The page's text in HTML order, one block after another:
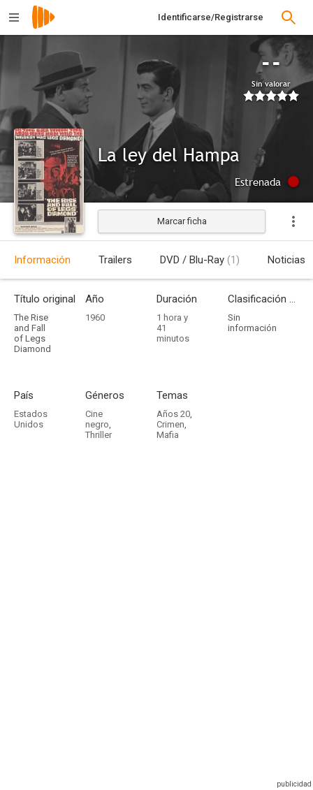
Identificarse/Registrarse
--
Sin valorar
La ley del Hampa
Estrenada
Marcar ficha
Información Trailers DVD / Blu-Ray (1) Noticias
Título original
The Rise
and Fall
of Legs
Diamond
Año
1960
Duración
1 hora y
41
minutos
Clasificación por edades
Sin
información
País
Estados
Unidos
Géneros
Cine
negro,
Thriller
Temas
Años 20,
Crimen,
Mafia